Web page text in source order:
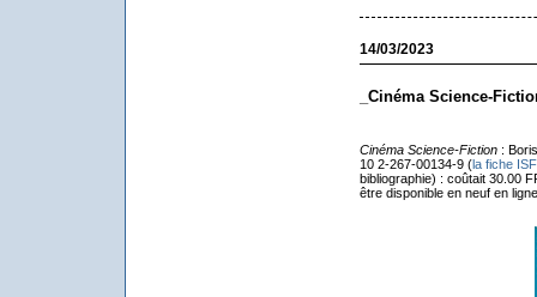
14/03/2023
_Cinéma Science-
Cinéma Science-Fiction: Boris
10 2-267-00134-9 (la fiche
bibliographie) : coûtait 30.00
être disponible en neuf en